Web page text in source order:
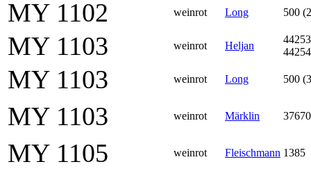
MY 1102 weinrot Long 500
MY 1103 weinrot Heljan
44253
44254
MY 1103 weinrot Long 500
MY 1103 weinrot Märklin
MY 1105 weinrot Fleischmann 1385